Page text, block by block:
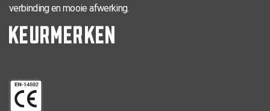
verbinding en mooie afwerking.
KEURMERKEN